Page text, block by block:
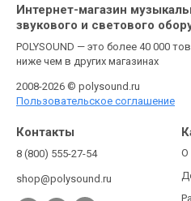
Интернет-магазин
звукового и светового
POLYSOUND — это более 40 000
ниже чем в других магазинах
2008-2026 © polysound.ru
Пользовательское соглашение
Контакты
8 (800) 555-27-54
shop@polysound.ru
О